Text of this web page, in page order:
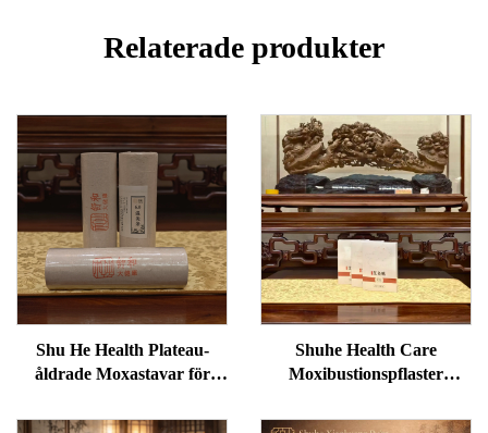
Relaterade produkter
Shu He Health Plateau-
åldrade Moxastavar för
fuktreducering och
Shuhe Health Care
Moxibustionspflaster
svullnader under ögonen,